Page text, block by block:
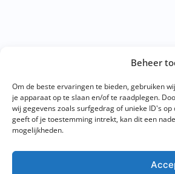
Beheer
Om de beste ervaringen te bieden, gebruiken
je apparaat op te slaan en/of te raadplegen.
wij gegevens zoals surfgedrag of unieke ID's
geeft of je toestemming intrekt, kan dit een
mogelijkheden.